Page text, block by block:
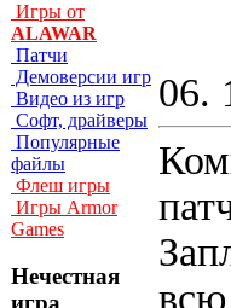
Игры от
ALAWAR
Патчи
Демоверсии игр
Видео из игр
Софт, драйверы
Популярные
файлы
Флеш игры
Игры Armor
Games
Нечестная
игра
06.
всю